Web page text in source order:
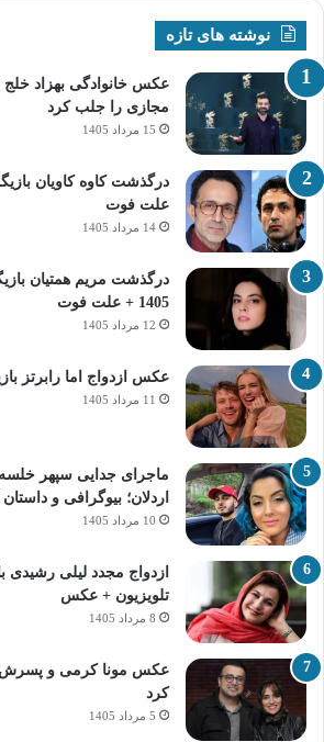
نوشته های تازه
عکس خانوادگی بهزاد
مجازی را جلب کرد
15 مرداد 1405
درگذشت کاوه کاویان
علت فوت
14 مرداد 1405
1405 + علت فوت
12 مرداد 1405
عکس ازدواج اما رابرتز
11 مرداد 1405
ماجرای جدایی سپهر
اردلان؛ بیوگرافی و
10 مرداد 1405
ازدواج مجدد لیلی رشیدی
تلویزیون + عکس
8 مرداد 1405
عکس مونا کرمی و پسرش
کرد
5 مرداد 1405